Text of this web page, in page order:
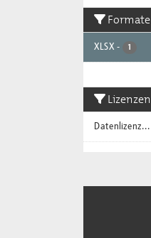
Formate
XLSX - 1
Lizenzen
Datenlizenz...